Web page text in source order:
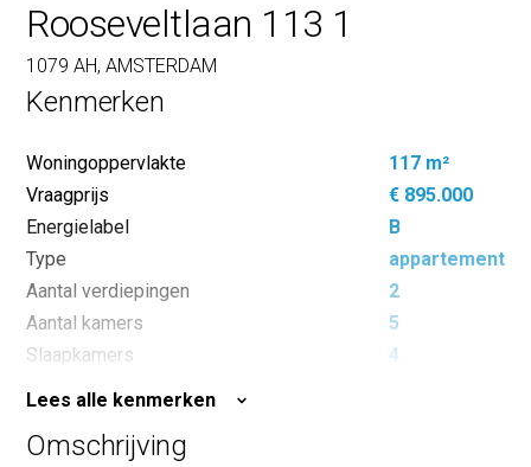
Rooseveltlaan 113 1
1079 AH, AMSTERDAM
Kenmerken
Woningoppervlakte
117 m²
Vraagprijs
€ 895.000
Energielabel
B
Type
appartement
Aantal verdiepingen
2
Aantal kamers
5
Slaapkamers
4
Inhoud
Lees alle kenmerken
Omschrijving